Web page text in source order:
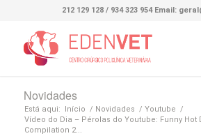
212 129 128 / 934 323 954 Email:
Novidades
Está aqui: Início / Novidades / Youtube /
Vídeo do Dia – Pérolas do Youtube: Funny Hot
Compilation 2...